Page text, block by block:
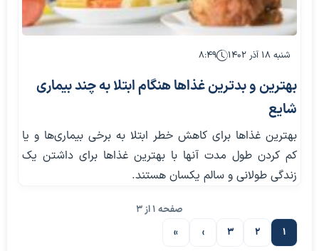
شنبه ۱۸ آذر ۱۴۰۲ ۸:۴۹
بهترین و بدترین غذاها هنگام ابتلا به چند بیماری
شایع
بهترین غذاها برای کاهش خطر ابتلا به برخی بیماری‌ها و یا
کم کردن طول مدت آنها با بهترین غذاها برای داشتن یک
زندگی طولانی و سالم یکسان هستند.
صفحه 1 از 3
1
2
3 صفحه بعدی›
»